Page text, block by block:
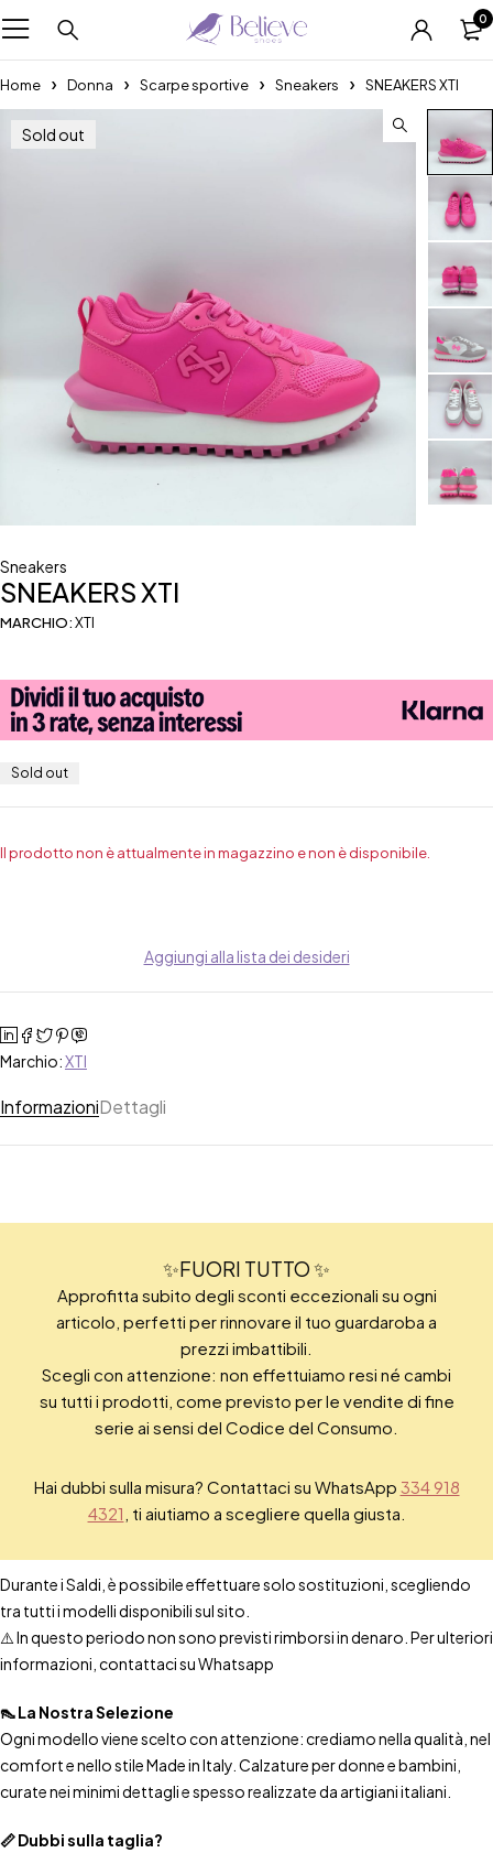
0
Home Donna Scarpe sportive Sneakers SNEAKERS XTI
Sold out
Sneakers
SNEAKERS XTI
MARCHIO:XTI
Sold out
Il prodotto non è attualmente in magazzino e non è disponibile.
Aggiungi alla lista dei desideri
Marchio:XTI
InformazioniDettagli
✨FUORI TUTTO ✨
Approfitta subito degli sconti eccezionali su ogni
articolo, perfetti per rinnovare il tuo guardaroba a
prezzi imbattibili.
Scegli con attenzione: non effettuiamo resi né cambi
su tutti i prodotti, come previsto per le vendite di fine
serie ai sensi del Codice del Consumo.
Hai dubbi sulla misura? Contattaci su WhatsApp 334 918
4321 , ti aiutiamo a scegliere quella giusta.
Durante i Saldi, è possibile effettuare solo sostituzioni, scegliendo
tra tutti i modelli disponibili sul sito.
⚠️ In questo periodo non sono previsti rimborsi in denaro. Per ulteriori
informazioni, contattaci su Whatsapp
👠 La Nostra Selezione
Ogni modello viene scelto con attenzione: crediamo nella qualità, nel
comfort e nello stile Made in Italy. Calzature per donne e bambini,
curate nei minimi dettagli e spesso realizzate da artigiani italiani.
📏 Dubbi sulla taglia?